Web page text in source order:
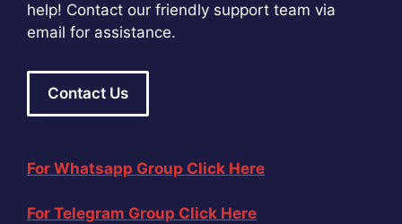
help! Contact our friendly support team via
email for assistance.
Contact Us
For Whatsapp Group Click Here
For Telegram Group Click Here